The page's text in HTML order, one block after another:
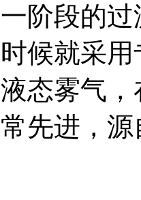
段的过
候就采
态雾气
先进，